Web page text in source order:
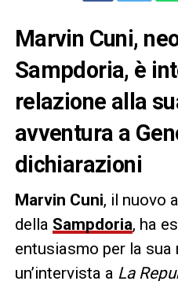
Marvin Cuni,
Sampdoria, è
relazione alla
avventura a
dichiarazioni
Marvin Cuni, il nuovo
della Sampdoria, ha
entusiasmo per la sua
un’intervista a La